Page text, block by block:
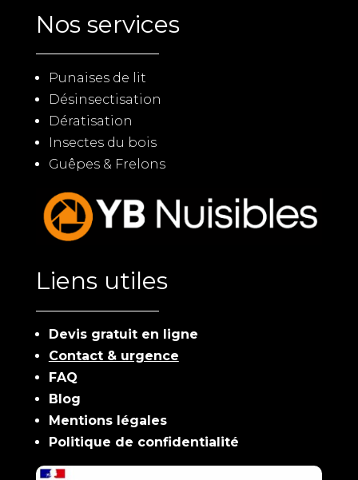
Nos services
Punaises de lit
Désinsectisation
Dératisation
Insectes du bois
Guêpes & Frelons
Liens utiles
Devis gratuit en ligne
Contact & urgence
FAQ
Blog
Mentions légales
Politique de confidentialité